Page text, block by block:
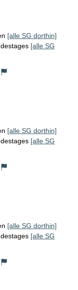
[alle SG dorthin]
[alle SG
[alle SG dorthin]
[alle SG
[alle SG dorthin]
[alle SG